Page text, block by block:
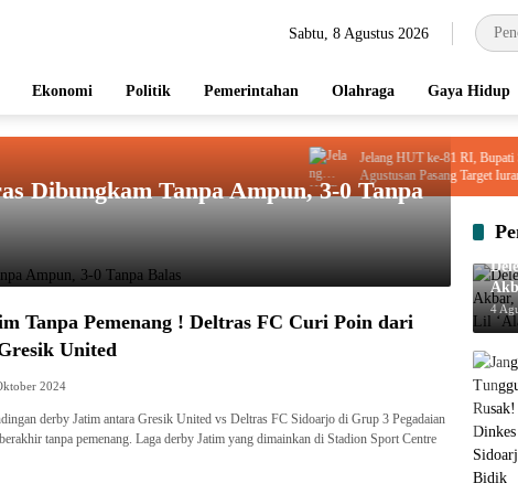
Sabtu, 8 Agustus 2026
Ekonomi Politik Pemerintahan Olahraga Gaya Hidup
Jelang HUT ke-81 RI, Bupati
Agustusan Pasang Target Iuran
Dibungkam Tanpa Ampun, 3-0 Tanpa
Tanpa Pemenang ! Deltras FC Curi Poin dari
United
2024
derby Jatim antara Gresik United vs Deltras FC Sidoarjo di Grup 3 Pegadaian
tanpa pemenang. Laga derby Jatim yang dimainkan di Stadion Sport Centre
4